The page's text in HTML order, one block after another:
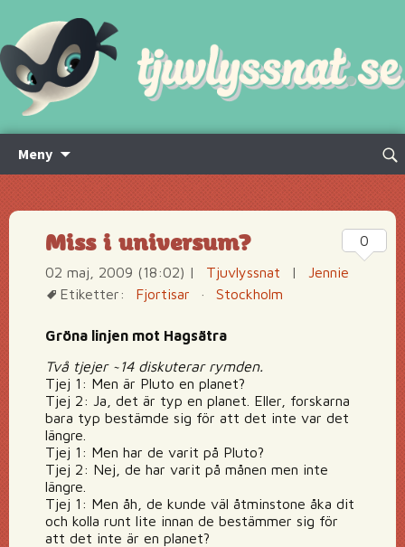
Meny
innehåll
Sök
Miss i universum?
02 maj, 2009 (18:02) | Tjuvlyssnat |
Jennie
Etiketter:
Fjortisar · Stockholm
Gröna linjen mot Hagsätra
Två tjejer ~14 diskuterar rymden.
Tjej 1: Men är Pluto en planet?
Tjej 2: Ja, det är typ en planet. Eller, forskarna
bara typ bestämde sig för att det inte var det
längre.
Tjej 1: Men har de varit på Pluto?
Tjej 2: Nej, de har varit på månen men inte
längre.
Tjej 1: Men åh, de kunde väl åtminstone åka dit
och kolla runt lite innan de bestämmer sig för
att det inte är en planet?
0